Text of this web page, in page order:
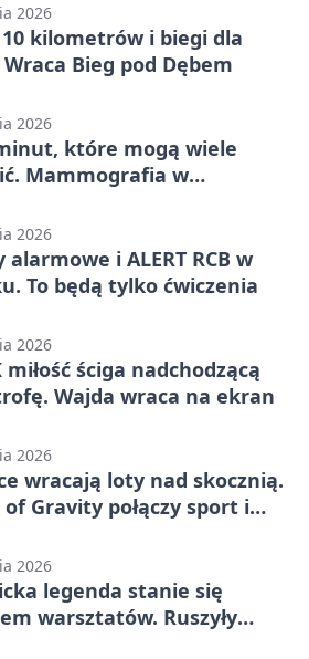
2026
kilometrów i biegi dla
Bieg pod Dębem
2026
które mogą wiele
Mammografia w
2026
alarmowe i ALERT RCB w
To będą tylko ćwiczenia
2026
miłość ściga nadchodzącą
Wajda wraca na ekran
2026
wracają loty nad skocznią.
of Gravity połączy sport i
2026
legenda stanie się
warsztatów. Ruszyły